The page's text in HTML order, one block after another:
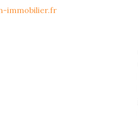
immobilier.fr